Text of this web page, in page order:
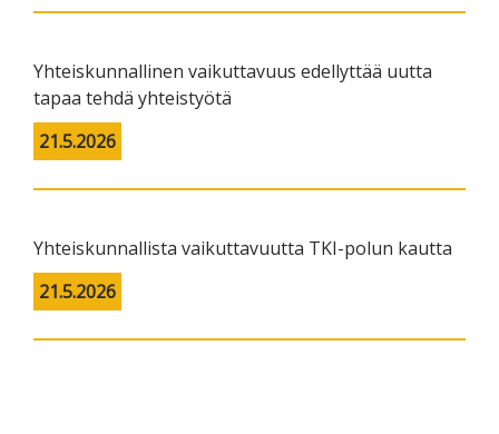
Yhteiskunnallinen vaikuttavuus edellyttää uutta
tapaa tehdä yhteistyötä
21.5.2026
Yhteiskunnallista vaikuttavuutta TKI-polun kautta
21.5.2026